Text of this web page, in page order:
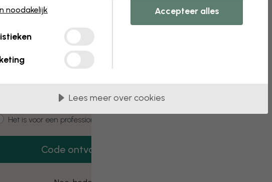
3 gratis proefmonsters
Vraag 3 proefmonsters aan – helemaal
gratis.
Het is voor een professioneel project
Code ontvangen
noodakelijk Accepteer alles
Lees meer over cookies